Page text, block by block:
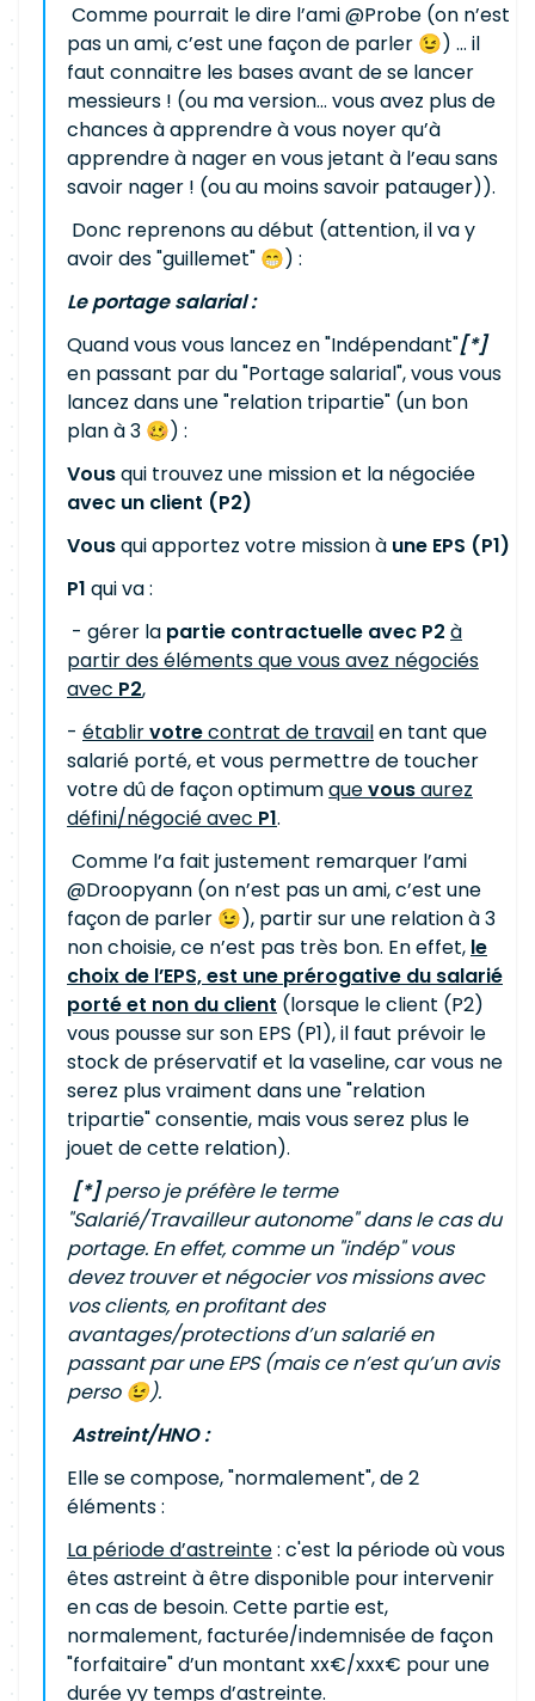
Comme pourrait le dire l’ami @Probe (on n’est
pas un ami, c’est une façon de parler 😉) … il
faut connaitre les bases avant de se lancer
messieurs ! (ou ma version… vous avez plus de
chances à apprendre à vous noyer qu’à
apprendre à nager en vous jetant à l’eau sans
savoir nager ! (ou au moins savoir patauger)).
Donc reprenons au début (attention, il va y
avoir des "guillemet" 😁) :
Le portage salarial :
Quand vous vous lancez en "Indépendant"[*]
en passant par du "Portage salarial", vous vous
lancez dans une "relation tripartie" (un bon
plan à 3 🥴) :
Vousqui trouvez une mission et la négociée
avec un client (P2)
Vousqui apportez votre mission à une EPS (P1)
P1 qui va :
- gérer la partie contractuelle avec P2 à
partir des éléments que vous avez négociés
avec P2,
- établirvotrecontrat de travailen tant que
salarié porté, et vous permettre de toucher
votre dû de façon optimumquevousaurez
défini/négocié avec P1.
Comme l’a fait justement remarquer l’ami
@Droopyann (on n’est pas un ami, c’est une
façon de parler 😉), partir sur une relation à 3
non choisie, ce n’est pas très bon. En effet, le
choix de l’EPS, est une prérogative du salarié
porté et non du client (lorsque le client (P2)
vous pousse sur son EPS (P1), il faut prévoir le
stock de préservatif et la vaseline, car vous ne
serez plus vraiment dans une "relation
tripartie" consentie, mais vous serez plus le
jouet de cette relation).
[*]perso je préfère le terme
"Salarié/Travailleur autonome" dans le cas du
portage. En effet, comme un "indép" vous
devez trouver et négocier vos missions avec
vos clients, en profitant des
avantages/protections d’un salarié en
passant par une EPS (mais ce n’est qu’un avis
perso 😉).
Astreint/HNO :
Elle se compose, "normalement", de 2
éléments :
La période d’astreinte: c'est la période où vous
êtes astreint à être disponible pour intervenir
en cas de besoin. Cette partie est,
normalement, facturée/indemnisée de façon
"forfaitaire" d’un montant xx€/xxx€ pour une
durée yy temps d’astreinte.